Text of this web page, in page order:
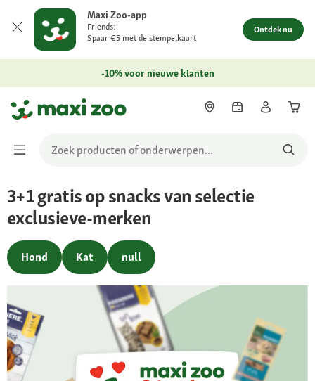
Maxi Zoo-app
Friends:
Spaar €5 met de stempelkaart
Ontdek nu
-10% voor nieuwe klanten
3+1 gratis op snacks van selectie
exclusieve-merken
Hond Kat null